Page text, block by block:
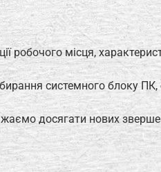
робочого місця,
системного блоку ПК,
досягати нових